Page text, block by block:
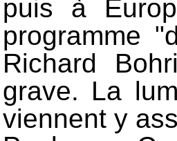
puis à
programme
Richard
grave. La
viennent y